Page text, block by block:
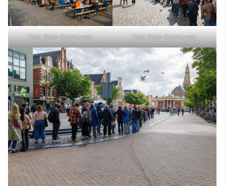
Foto: Rieks Oijnhausen Foto: Rieks Oijnhausen